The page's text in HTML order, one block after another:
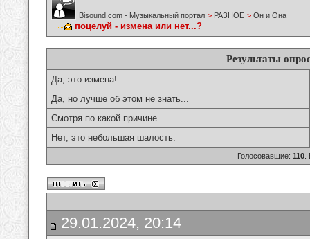
Bisound.com - Музыкальный портал > РАЗНОЕ > Он и Она
поцелуй - измена или нет...?
Результаты
Да, это измена!
Да, но лучше об этом не знать...
Смотря по какой причине...
Нет, это небольшая шалость.
Голосовавшие: 110
29.01.2024, 20:14